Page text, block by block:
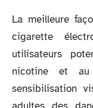
La meilleure
cigarette
utilisateurs
nicotine et au
sensibilisation